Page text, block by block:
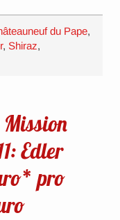
du Pape,
,Shiraz,
Mission
Edler
pro